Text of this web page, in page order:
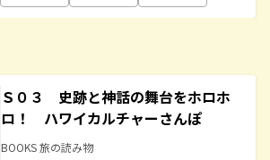
Ｓ０３ 史跡と神話の舞台をホロホ
ロ！ ハワイカルチャーさんぽ
BOOKS 旅の読み物